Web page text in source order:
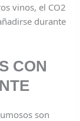
vinos, el CO2
durante
CON
son